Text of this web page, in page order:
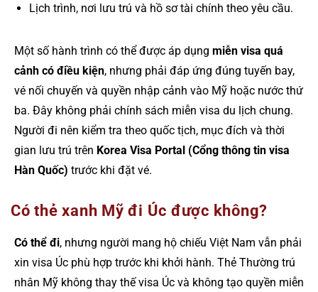
Lịch trình, nơi lưu trú và hồ sơ tài chính theo yêu cầu.
Một số hành trình có thể được áp dụng miễn visa quá
cảnh có điều kiện, nhưng phải đáp ứng đúng tuyến bay,
vé nối chuyến và quyền nhập cảnh vào Mỹ hoặc nước thứ
ba. Đây không phải chính sách miễn visa du lịch chung.
Người đi nên kiểm tra theo quốc tịch, mục đích và thời
gian lưu trú trên Korea Visa Portal (Cổng thông tin visa
Hàn Quốc) trước khi đặt vé.
Có thẻ xanh Mỹ đi Úc được không?
Có thể đi, nhưng người mang hộ chiếu Việt Nam vẫn phải
xin visa Úc phù hợp trước khi khởi hành. Thẻ Thường trú
nhân Mỹ không thay thế visa Úc và không tạo quyền miễn